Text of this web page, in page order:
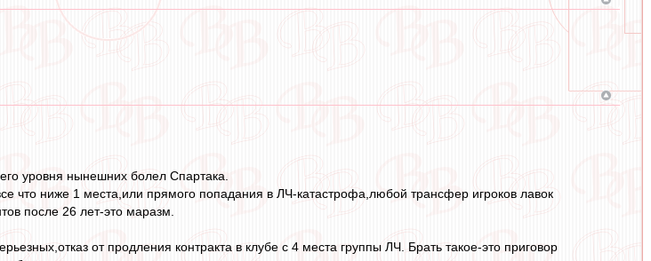
уровня нынешних болел Спартака.
что ниже 1 места,или прямого попадания в ЛЧ-катастрофа,любой трансфер игроков лавок
после 26 лет-это маразм.
от продления контракта в клубе с 4 места группы ЛЧ. Брать такое-это приговор